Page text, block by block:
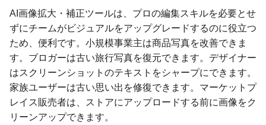
AI画像拡大・補正ツールは、プロの編集スキルを必要とせ
ずにチームがビジュアルをアップグレードするのに役立つ
ため、便利です。小規模事業主は商品写真を改善できま
す。ブロガーは古い旅行写真を復元できます。デザイナー
はスクリーンショットのテキストをシャープにできます。
家族ユーザーは古い思い出を修復できます。マーケットプ
レイス販売者は、ストアにアップロードする前に画像をク
リーンアップできます。